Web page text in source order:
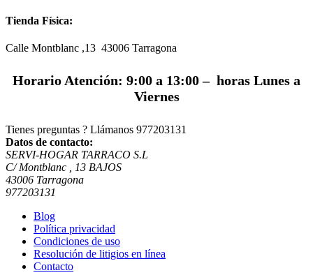
Tienda Física:
Calle Montblanc ,13 43006 Tarragona
Horario Atención: 9:00 a 13:00 – horas Lunes a
Viernes
Tienes preguntas ? Llámanos 977203131
Datos de contacto:
SERVI-HOGAR TARRACO S.L
C/ Montblanc , 13 BAJOS
43006 Tarragona
977203131
Blog
Política privacidad
Condiciones de uso
Resolución de litigios en línea
Contacto